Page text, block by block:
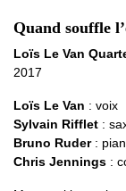
Quand souffle
Loïs Le Van
2017
Loïs Le Van : voix
Sylvain Rifflet :
Bruno Ruder:
Chris Jennings :